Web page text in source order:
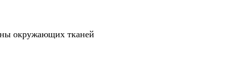
окружающих тканей